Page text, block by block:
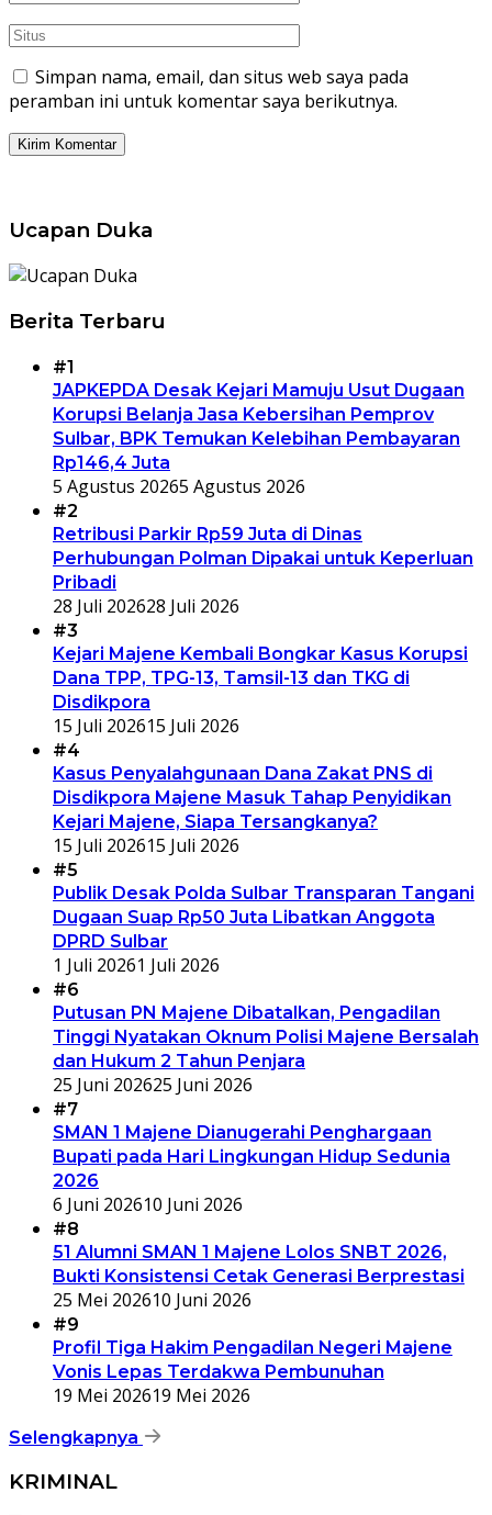
Simpan nama, email, dan situs web saya pada
peramban ini untuk komentar saya berikutnya.
Ucapan Duka
Berita Terbaru
#1
JAPKEPDA Desak Kejari Mamuju Usut Dugaan
Korupsi Belanja Jasa Kebersihan Pemprov
Sulbar, BPK Temukan Kelebihan Pembayaran
Rp146,4 Juta
5 Agustus 20265 Agustus 2026
#2
Retribusi Parkir Rp59 Juta di Dinas
Perhubungan Polman Dipakai untuk Keperluan
Pribadi
28 Juli 202628 Juli 2026
#3
Kejari Majene Kembali Bongkar Kasus Korupsi
Dana TPP, TPG-13, Tamsil-13 dan TKG di
Disdikpora
15 Juli 202615 Juli 2026
#4
Kasus Penyalahgunaan Dana Zakat PNS di
Disdikpora Majene Masuk Tahap Penyidikan
Kejari Majene, Siapa Tersangkanya?
15 Juli 202615 Juli 2026
#5
Publik Desak Polda Sulbar Transparan Tangani
Dugaan Suap Rp50 Juta Libatkan Anggota
DPRD Sulbar
1 Juli 20261 Juli 2026
#6
Putusan PN Majene Dibatalkan, Pengadilan
Tinggi Nyatakan Oknum Polisi Majene Bersalah
dan Hukum 2 Tahun Penjara
25 Juni 202625 Juni 2026
#7
SMAN 1 Majene Dianugerahi Penghargaan
Bupati pada Hari Lingkungan Hidup Sedunia
2026
6 Juni 202610 Juni 2026
#8
51 Alumni SMAN 1 Majene Lolos SNBT 2026,
Bukti Konsistensi Cetak Generasi Berprestasi
25 Mei 202610 Juni 2026
#9
Profil Tiga Hakim Pengadilan Negeri Majene
Vonis Lepas Terdakwa Pembunuhan
19 Mei 202619 Mei 2026
Selengkapnya
KRIMINAL